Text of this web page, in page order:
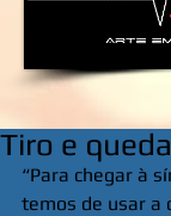
Tiro e
“Para chegar à
temos de usar a